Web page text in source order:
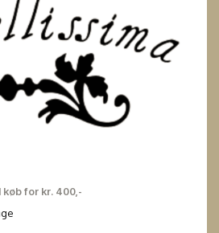
køb for kr. 400,-